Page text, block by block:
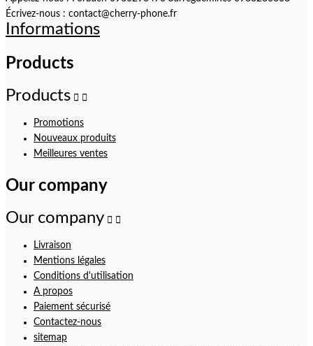
Écrivez-nous : contact@cherry-phone.fr
Informations
Products
Products  
Promotions
Nouveaux produits
Meilleures ventes
Our company
Our company  
Livraison
Mentions légales
Conditions d'utilisation
A propos
Paiement sécurisé
Contactez-nous
sitemap